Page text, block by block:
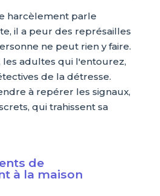
harcèlement parle
il a peur des représailles
ne peut rien y faire.
les adultes qui l'entourez,
de la détresse.
à repérer les signaux,
qui trahissent sa
de
à la maison